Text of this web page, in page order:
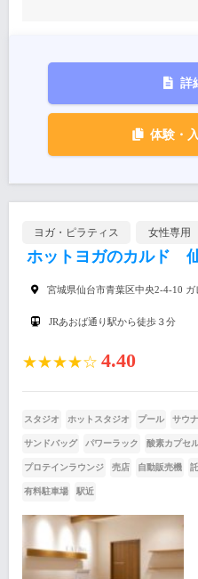
詳
体験・
ヨガ・ピラティス 女性専用
ホットヨガのカルド
宮城県仙台市青葉区中央2-4-10
JRあおば通り駅から徒歩３分
★★★★☆ 4.40
スタジオ ホットスタジオ プール サウナ
サンドバッグ パワーラック 酸素カプセ
プロテインラウンジ 売店 自動販売機
有料駐車場 駅近